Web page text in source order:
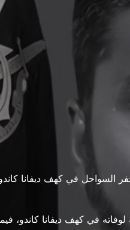
السواحل في كهف ديفانا
في كهف ديفانا كاندو، فيما